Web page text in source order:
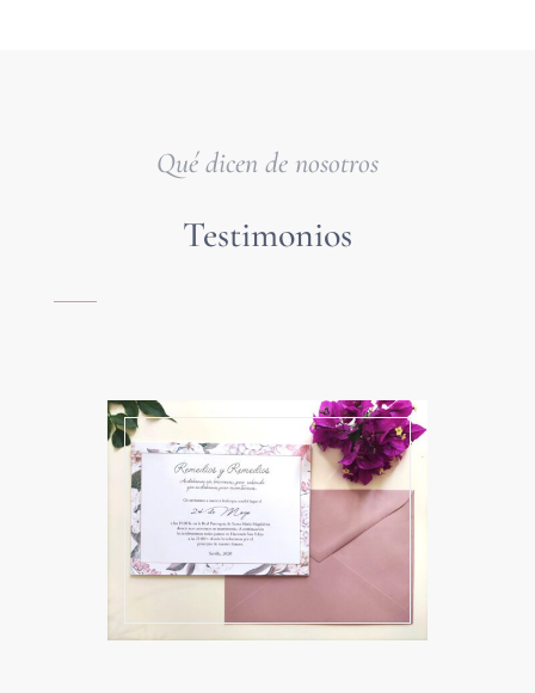
Qué dicen de nosotros
Testimonios